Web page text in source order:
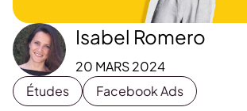
Isabel Romero
20 MARS 2024
Études
Facebook Ads